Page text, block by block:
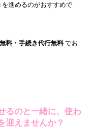
進めるのがおすすめで
料・手続き代行無料でお
るのと一緒に、使わ
迎えませんか？